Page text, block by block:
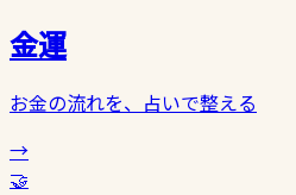
金運
お金の流れを、占いで整える
→
🤝